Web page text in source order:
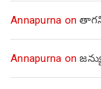
Annapurna on
Annapurna on